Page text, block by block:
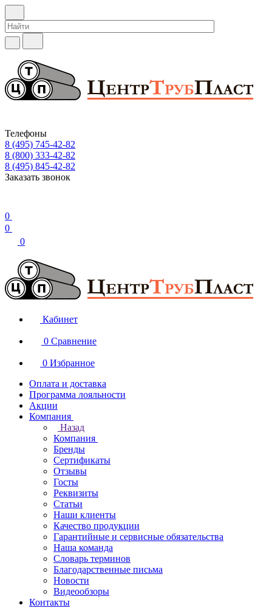
Телефоны
8 (495) 745-42-82
8 (800) 333-42-82
8 (495) 845-42-82
Заказать звонок
0
0
0
Кабинет
0 Сравнение
0 Избранное
Оплата и доставка
Программа лояльности
Акции
Компания
Назад
Компания
Бренды
Сертификаты
Отзывы
Госты
Реквизиты
Статьи
Наши клиенты
Качество продукции
Гарантийные и сервисные обязательства
Наша команда
Словарь терминов
Благодарственные письма
Новости
Видеообзоры
Контакты